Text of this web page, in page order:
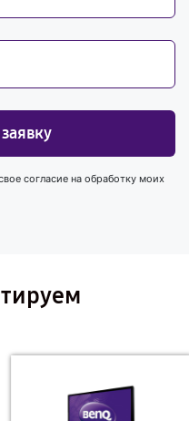
согласие на обработку моих